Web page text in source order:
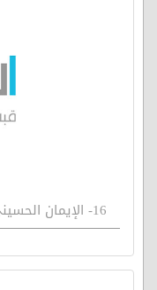
16- الإيمان الحسيني